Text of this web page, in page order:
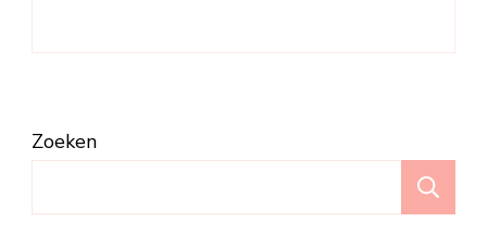
Zoeken